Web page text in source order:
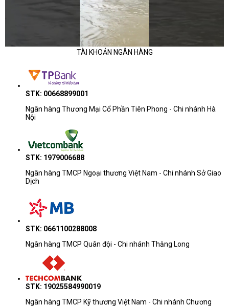
TÀI KHOẢN NGÂN HÀNG
STK: 00668899001
Ngân hàng Thương Mại Cổ Phần Tiên Phong - Chi nhánh Hà
Nội
STK: 1979006688
Ngân hàng TMCP Ngoại thương Việt Nam - Chi nhánh Sở Giao
Dịch
STK: 0661100288008
Ngân hàng TMCP Quân đội - Chi nhánh Thăng Long
STK: 19025584990019
Ngân hàng TMCP Kỹ thương Việt Nam - Chi nhánh Chương